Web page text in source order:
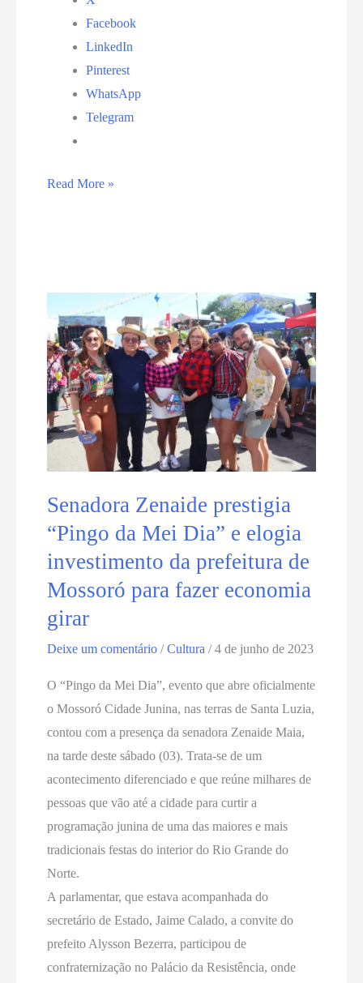
Facebook
LinkedIn
Pinterest
WhatsApp
Telegram
“Pingo
confirma
sucesso
na
abertura
do
Read More »
Senadora Zenaide prestigia
“Pingo da Mei Dia” e elogia
investimento da prefeitura de
Mossoró para fazer economia
girar
Deixe um comentário /Cultura /4 de junho de 2023
O “Pingo da Mei Dia”, evento que abre oficialmente
o Mossoró Cidade Junina, nas terras de Santa Luzia,
contou com a presença da senadora Zenaide Maia,
na tarde deste sábado (03). Trata-se de um
acontecimento diferenciado e que reúne milhares de
pessoas que vão até a cidade para curtir a
programação junina de uma das maiores e mais
tradicionais festas do interior do Rio Grande do
Norte.
A parlamentar, que estava acompanhada do
secretário de Estado, Jaime Calado, a convite do
prefeito Alysson Bezerra, participou de
confraternização no Palácio da Resistência, onde